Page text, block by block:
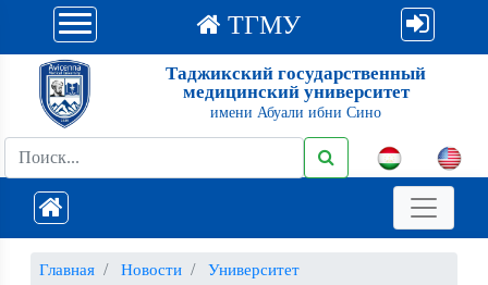
ТГМУ
Таджикский государственный
медицинский университет
имени Абуали ибни Сино
Главная Новости Университет